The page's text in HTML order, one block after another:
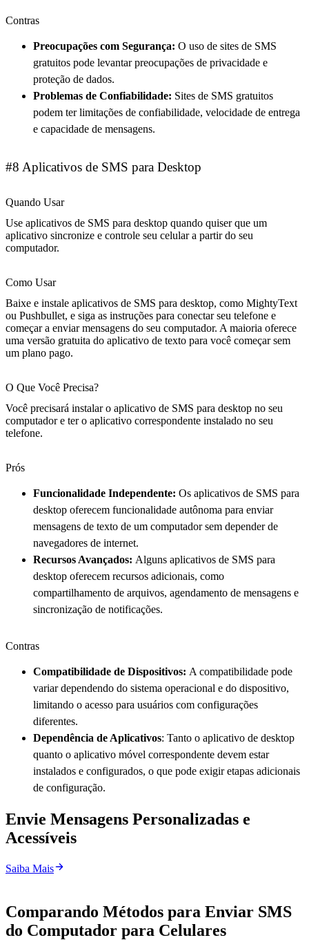
Contras
Preocupações com Segurança: O uso de sites de SMS
gratuitos pode levantar preocupações de privacidade e
proteção de dados.
Problemas de Confiabilidade: Sites de SMS gratuitos
podem ter limitações de confiabilidade, velocidade de entrega
e capacidade de mensagens.
#8 Aplicativos de SMS para Desktop
Quando Usar
Use aplicativos de SMS para desktop quando quiser que um
aplicativo sincronize e controle seu celular a partir do seu
computador.
Como Usar
Baixe e instale aplicativos de SMS para desktop, como MightyText
ou Pushbullet, e siga as instruções para conectar seu telefone e
começar a enviar mensagens do seu computador. A maioria oferece
uma versão gratuita do aplicativo de texto para você começar sem
um plano pago.
O Que Você Precisa?
Você precisará instalar o aplicativo de SMS para desktop no seu
computador e ter o aplicativo correspondente instalado no seu
telefone.
Prós
Funcionalidade Independente: Os aplicativos de SMS para
desktop oferecem funcionalidade autônoma para enviar
mensagens de texto de um computador sem depender de
navegadores de internet.
Recursos Avançados: Alguns aplicativos de SMS para
desktop oferecem recursos adicionais, como
compartilhamento de arquivos, agendamento de mensagens e
sincronização de notificações.
Contras
Compatibilidade de Dispositivos: A compatibilidade pode
variar dependendo do sistema operacional e do dispositivo,
limitando o acesso para usuários com configurações
diferentes.
Dependência de Aplicativos: Tanto o aplicativo de desktop
quanto o aplicativo móvel correspondente devem estar
instalados e configurados, o que pode exigir etapas adicionais
de configuração.
Envie Mensagens Personalizadas e
Acessíveis
Saiba Mais
Comparando Métodos para Enviar SMS
do Computador para Celulares